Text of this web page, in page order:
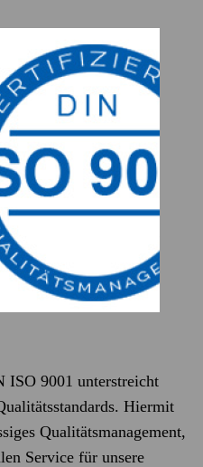
9001 unterstreicht
Hiermit
Qualitätsmanagement,
Service für unsere